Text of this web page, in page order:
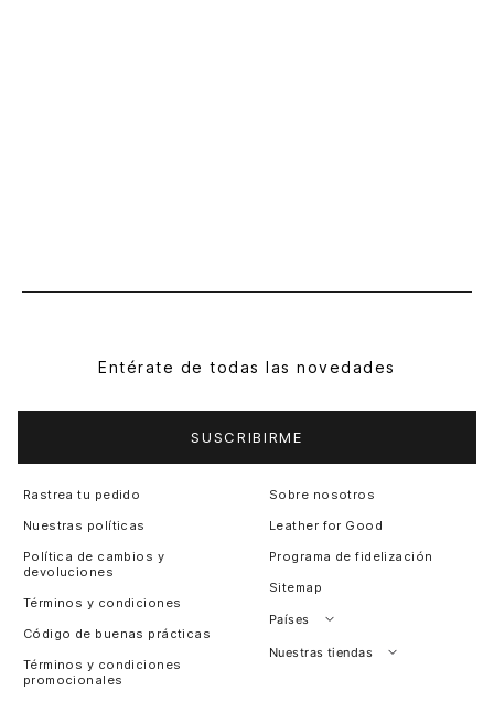
Entérate de todas las novedades
SUSCRIBIRME
Rastrea tu pedido
Nuestras políticas
Política de cambios y
devoluciones
Términos y condiciones
Código de buenas prácticas
Términos y condiciones
promocionales
Sobre nosotros
Leather for Good
Programa de fidelización
Sitemap
Países
Perú
Nuestras tiendas